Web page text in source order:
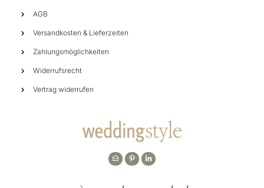
AGB
Versandkosten & Lieferzeiten
Zahlungsmöglichkeiten
Widerrufsrecht
Vertrag widerrufen